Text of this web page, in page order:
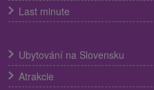
Last minute
Ubytování na Slovensku
Atrakcie